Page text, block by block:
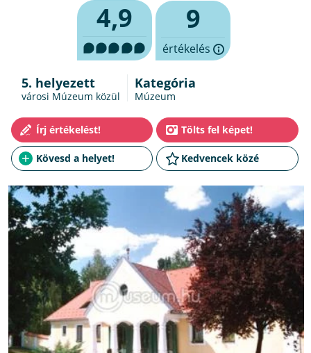
4,9 9
értékelés
5. helyezett
városi Múzeum közül
Kategória
Múzeum